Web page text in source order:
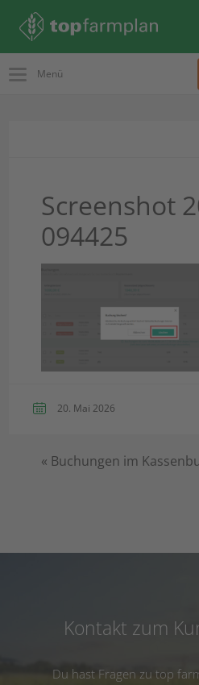
Menü
Screenshot
094425
20. Mai 2026
« Buchungen im
Kontakt zum
Du hast Fragen zu top